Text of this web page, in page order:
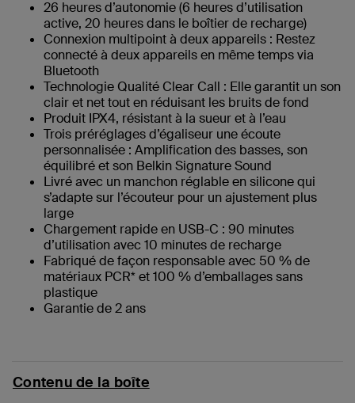
26 heures d’autonomie (6 heures d’utilisation
active, 20 heures dans le boîtier de recharge)
Connexion multipoint à deux appareils : Restez
connecté à deux appareils en même temps via
Bluetooth
Technologie Qualité Clear Call : Elle garantit un son
clair et net tout en réduisant les bruits de fond
Produit IPX4, résistant à la sueur et à l’eau
Trois préréglages d’égaliseur une écoute
personnalisée : Amplification des basses, son
équilibré et son Belkin Signature Sound
Livré avec un manchon réglable en silicone qui
s’adapte sur l’écouteur pour un ajustement plus
large
Chargement rapide en USB-C : 90 minutes
d’utilisation avec 10 minutes de recharge
Fabriqué de façon responsable avec 50 % de
matériaux PCR* et 100 % d’emballages sans
plastique
Garantie de 2 ans
Contenu de la boîte